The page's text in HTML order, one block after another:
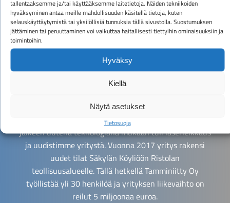
tallentaaksemme ja/tai käyttääksemme laitetietoja. Näiden tekniikoiden
hyväksyminen antaa meille mahdollisuuden käsitellä tietoja, kuten
selauskäyttäytymistä tai yksilöllisiä tunnuksia tällä sivustolla. Suostumuksen
jättäminen tai peruuttaminen voi vaikuttaa haitallisesti tiettyihin ominaisuuksiin ja
toimintoihin.
Hyväksy
Kiellä
Näytä asetukset
Tietosuoja
sopimusvalmistus-, esikäsittely- ja
osavalmistuspalveluita tuottava alihankinta- ja
asiantuntijayritys. Erikoisosaamistamme ovat
laserteknologia, särmäys, koneistus, hitsaus sekä
muut esikäsittelypalvelut.
Olemme toimineet vuodesta 2014 asti, mutta
1996 perustimme metallialan alihankintayrityksen
Tamminiitty-nimen alle. Vuosituhannen vaihteen
jälkeen uutena teknologiana mukaan tuli laserleikkaus
ja uudistimme yritystä. Vuonna 2017 yritys rakensi
uudet tilat Säkylän Köyliöön Ristolan
teollisuusalueelle. Tällä hetkellä Tamminiitty Oy
työllistää yli 30 henkilöä ja yrityksen liikevaihto on
reilut 5 miljoonaa euroa.